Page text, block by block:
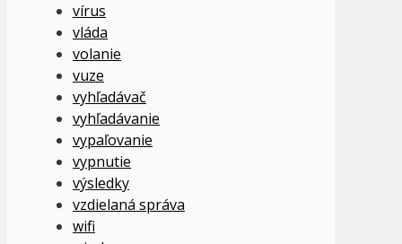
vírus
vláda
volanie
vuze
vyhľadávač
vyhľadávanie
vypaľovanie
vypnutie
výsledky
vzdielaná správa
wifi